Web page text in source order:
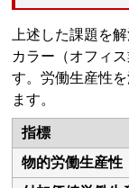
上述した課題を
カラー（オフィ
す。労働生産性
ます。
指標
物的労働生産性